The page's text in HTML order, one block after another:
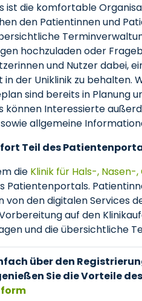
ist die komfortable
den Patientinnen und
hochzuladen oder
und Nutzer dabei,
der Uniklinik zu behalten.
sind bereits in Planung
können Interessierte
allgemeine
Teil des
die Klinik für Hals-, Nasen-
Patientenportals.
den digitalen Services
auf den
und die übersichtliche
über den
Sie die Vorteile